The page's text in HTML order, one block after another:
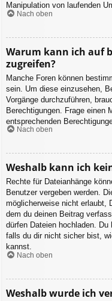
Manipulation von laufenden
Nach oben
Warum kann ich auf
zugreifen?
Manche Foren können
sein. Um diese einzusehen,
Vorgänge durchzuführen,
Berechtigungen. Frage einen
entsprechenden
Nach oben
Weshalb kann ich
Rechte für Dateianhänge
Benutzer vergeben werden.
möglicherweise nicht erlaubt,
dem du deinen Beitrag
dürfen Dateien hochladen.
falls du dir nicht sicher bist,
kannst.
Nach oben
Weshalb wurde ich